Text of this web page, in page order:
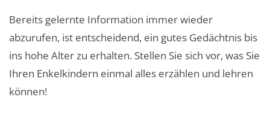
Bereits gelernte Information immer wieder
abzurufen, ist entscheidend, ein gutes Gedächtnis bis
ins hohe Alter zu erhalten. Stellen Sie sich vor, was Sie
Ihren Enkelkindern einmal alles erzählen und lehren
können!